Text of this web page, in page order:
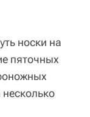
носки на
пяточных